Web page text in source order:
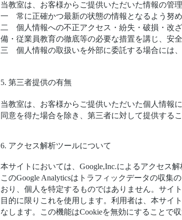
当教室は、お客様からご提供いただいた情報の管
一 常に正確かつ最新の状態の情報となるよう努め
二 個人情報への不正アクセス・紛失・破損・改
備・従業員教育の徹底等の必要な措置を講じ、安
三 個人情報の取扱いを外部に委託する場合には
5. 第三者提供の有無
当教室は、お客様からご提供いただいた個人情報
同意を得た場合を除き、第三者に対して提供する
6. アクセス解析ツールについて
本サイトにおいては、Google,Inc.によるアクセス
このGoogle Analyticsはトラフィックデータの収集
おり、個人を特定するものではありません。サイ
目的に限りこれを使用します。利用者は、本サイ
なします。この機能はCookieを無効にすることで